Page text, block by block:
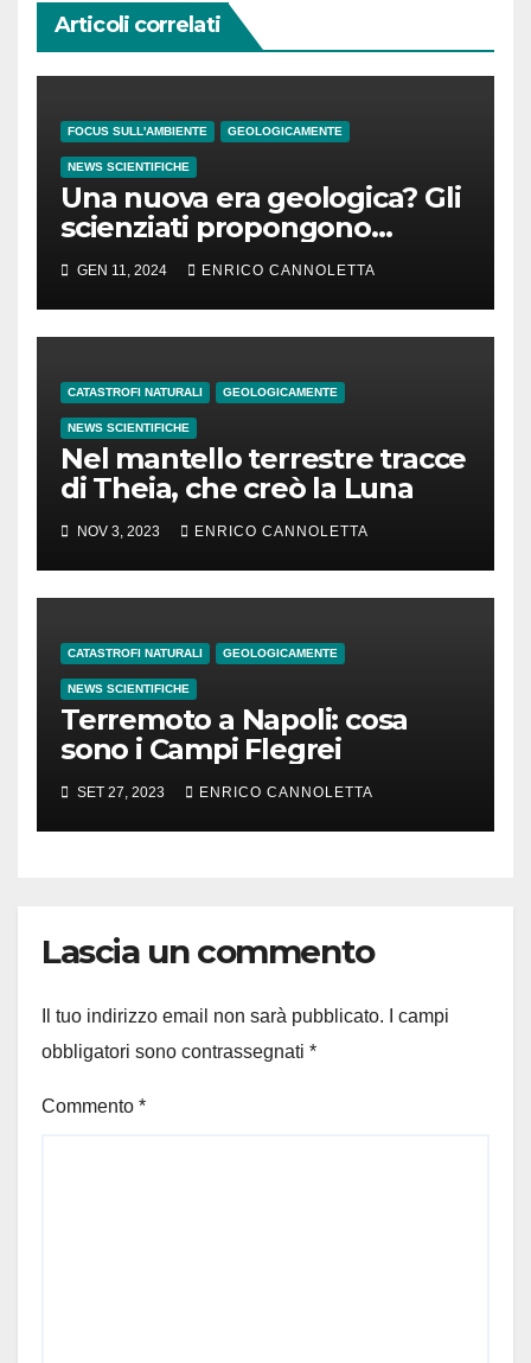
Articoli correlati
FOCUS SULL'AMBIENTE GEOLOGICAMENTE
NEWS SCIENTIFICHE
Una nuova era geologica? Gli
scienziati propongono
l’Antropocene
GEN 11, 2024 ENRICO CANNOLETTA
CATASTROFI NATURALI GEOLOGICAMENTE
NEWS SCIENTIFICHE
Nel mantello terrestre tracce
di Theia, che creò la Luna
NOV 3, 2023 ENRICO CANNOLETTA
CATASTROFI NATURALI GEOLOGICAMENTE
NEWS SCIENTIFICHE
Terremoto a Napoli: cosa
sono i Campi Flegrei
SET 27, 2023 ENRICO CANNOLETTA
Lascia un commento
Il tuo indirizzo email non sarà pubblicato.
I campi
obbligatori sono contrassegnati *
Commento *